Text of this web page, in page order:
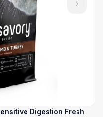
Digestion Fresh